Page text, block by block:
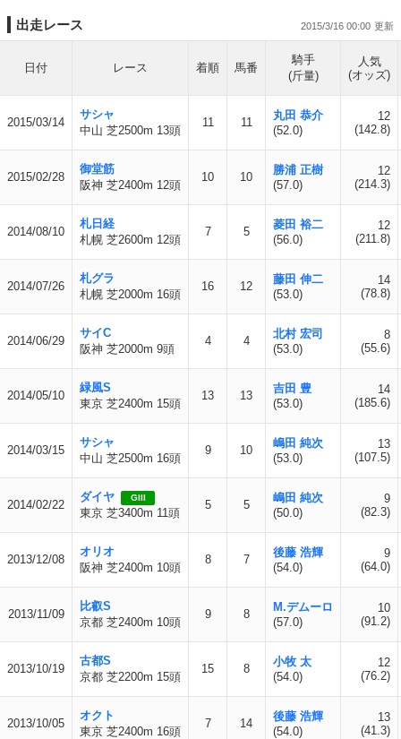
出走レース 2015/3/16 00:00
日付 レース 着順 馬番
騎手
(斤量)
人気
(オッズ)
2015/03/14
サシャ
中山 芝2500m 13頭
11 11
丸田 恭介
(52.0)
12
(142.8)
2015/02/28
御堂筋
阪神 芝2400m 12頭
10 10
勝浦 正樹
(57.0)
12
(214.3)
2014/08/10
札日経
札幌 芝2600m 12頭
7 5
菱田 裕二
(56.0)
12
(211.8)
2014/07/26
札グラ
札幌 芝2000m 16頭
16 12
藤田 伸二
(53.0)
14
(78.8)
2014/06/29
サイC
阪神 芝2000m 9頭
4 4
北村 宏司
(53.0)
8
(55.6)
2014/05/10
緑風S
東京 芝2400m 15頭
13 13
吉田 豊
(53.0)
14
(185.6)
2014/03/15
サシャ
中山 芝2500m 16頭
9 10
嶋田 純次
(53.0)
13
(107.5)
2014/02/22
ダイヤ GIII
東京 芝3400m 11頭
5 5
嶋田 純次
(50.0)
9
(82.3)
2013/12/08
オリオ
阪神 芝2400m 10頭
8 7
後藤 浩輝
(54.0)
9
(64.0)
2013/11/09
比叡S
京都 芝2400m 10頭
9 8
M.デムーロ
(57.0)
10
(91.2)
2013/10/19
古都S
京都 芝2200m 15頭
15 8
小牧 太
(54.0)
12
(76.2)
2013/10/05
オクト
東京 芝2400m 16頭
7 14
後藤 浩輝
(54.0)
13
(41.3)